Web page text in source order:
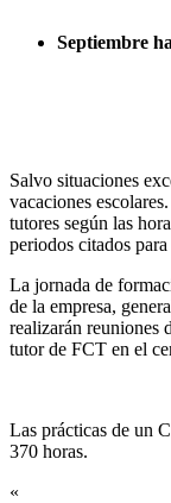
Septiembre
Salvo situaciones
vacaciones
tutores según las
periodos citados
La jornada de
de la empresa,
realizarán reuniones
tutor de FCT en el
Las prácticas de un
370 horas.
«